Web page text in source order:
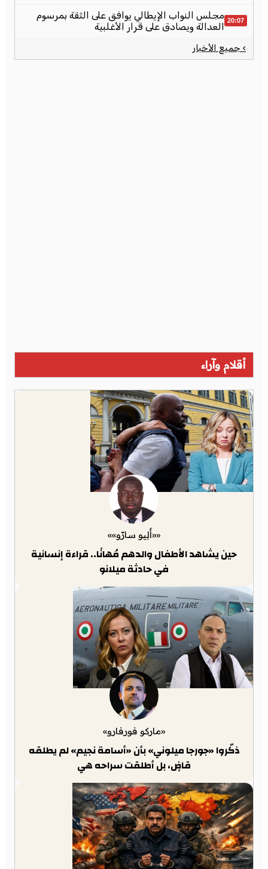
20:07 مجلس النواب الإيطالي يوافق على الثقة بمرسوم
العدالة ويصادق على قرار الأغلبية
› جميع الأخبار
أقلام وآراء
««أَلِيو سارّو»»
حين يشاهد الأطفال والدهم مُهانًا.. قراءة إنسانية
في حادثة ميلانو
«ماركو فورفارو»
ذكّروا «جورجا ميلوني» بأن «أسامة نجيم» لم يطلقه
قاضٍ، بل أطلقت سراحه هي